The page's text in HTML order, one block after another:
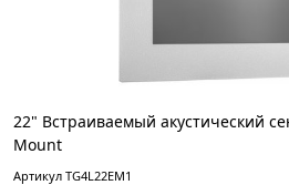
22" Встраиваемый акустический
Mount
Артикул TG4L22EM1